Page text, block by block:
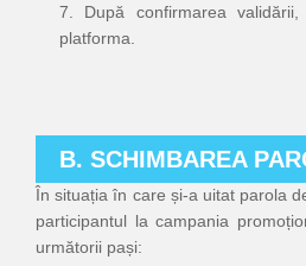
7. După confirmarea
platforma.
B. SCHIMBAREA
În situația în care și-a uitat parola
participantul la campania
următorii pași: